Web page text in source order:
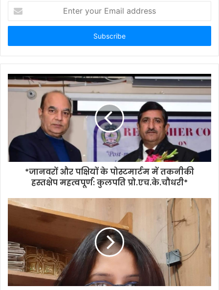
your
Email
*जानवरों और पक्षियों के पोस्टमार्टम में तकनीकी
हस्तक्षेप महत्वपूर्ण: कुलपति प्रो.एच.के.चौधरी*